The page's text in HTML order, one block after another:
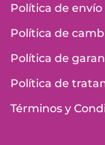
Política de envío
Política de
Política de
Política de
Términos y